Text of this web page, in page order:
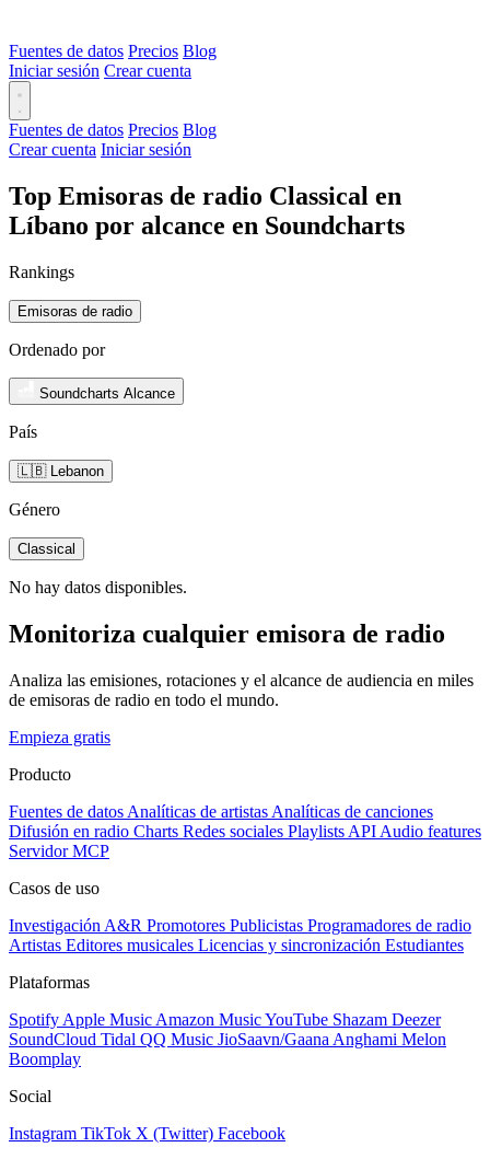
Fuentes de datos Precios Blog
Iniciar sesión Crear cuenta
Fuentes de datos Precios Blog
Crear cuenta Iniciar sesión
Top Emisoras de radio Classical en
Líbano por alcance en Soundcharts
Rankings
Emisoras de radio
Ordenado por
Soundcharts Alcance
País
🇱🇧 Lebanon
Género
Classical
No hay datos disponibles.
Monitoriza cualquier emisora de radio
Analiza las emisiones, rotaciones y el alcance de audiencia en miles
de emisoras de radio en todo el mundo.
Empieza gratis
Producto
Fuentes de datos Analíticas de artistas Analíticas de canciones
Difusión en radio Charts Redes sociales Playlists API Audio features
Servidor MCP
Casos de uso
Investigación A&R Promotores Publicistas Programadores de radio
Artistas Editores musicales Licencias y sincronización Estudiantes
Plataformas
Spotify Apple Music Amazon MusicYouTube Shazam Deezer
SoundCloud Tidal QQ Music JioSaavn/Gaana Anghami Melon
Boomplay
Social
Instagram TikTok X (Twitter) Facebook